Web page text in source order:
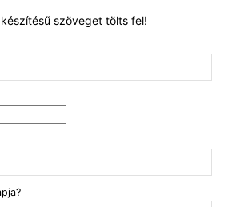
szöveget tölts fel!